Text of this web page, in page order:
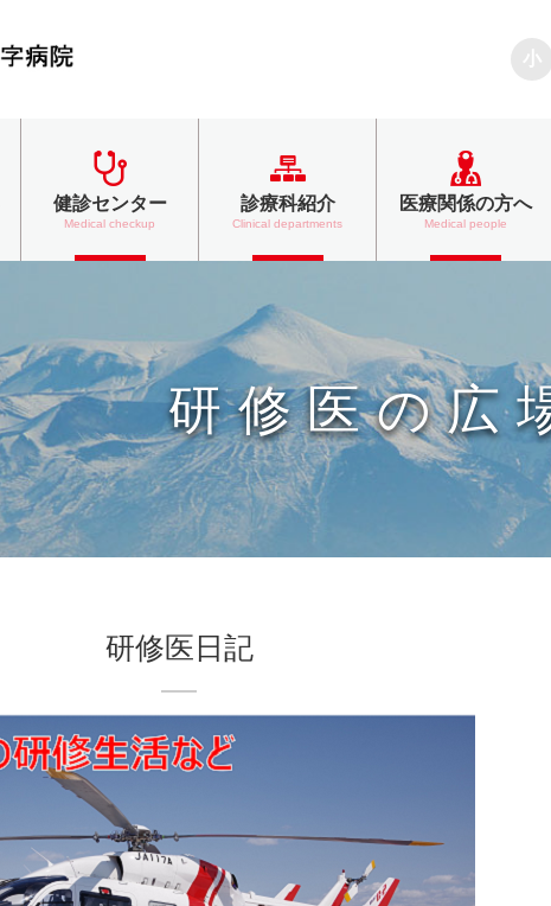
健診センター
Medical checkup
診療科紹介
Clinical departments
医療関係の方へ
Medical people
研修医の広
研修医日記